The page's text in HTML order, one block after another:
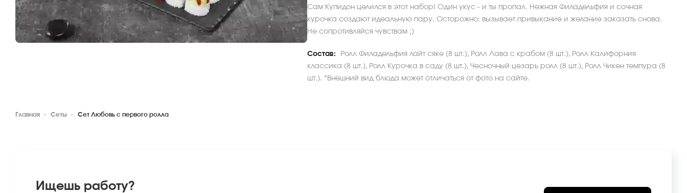
Сам Купидон целился в этот набор! Один укус - и ты пропал. Нежная Филадельфия и сочная
курочка создают идеальную пару. Осторожно: вызывает привыкание и желание заказать снова.
Не сопротивляйся чувствам ;)
Состав:
Ролл Филадельфия лайт сяке (8 шт.), Ролл Лава с крабом (8 шт.), Ролл Калифорния
классика (8 шт.), Ролл Курочка в саду (8 шт.), Чесночный цезарь ролл (8 шт.), Ролл Чикен темпура (8
шт.). *Внешний вид блюда может отличаться от фото на сайте.
Главная Сеты Сет Любовь с первого ролла
Ищешь работу?